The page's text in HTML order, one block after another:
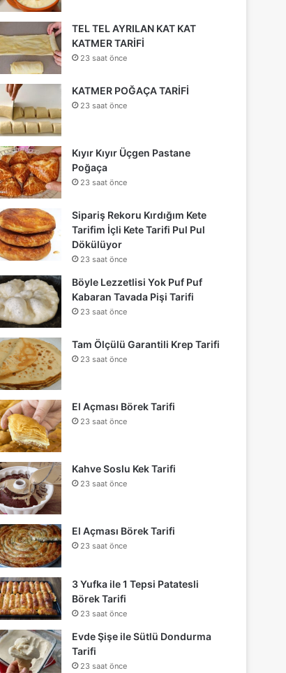
TEL TEL AYRILAN KAT KAT
KATMER TARİFİ
23 saat önce
KATMER POĞAÇA TARİFİ
23 saat önce
Kıyır Kıyır Üçgen Pastane
Poğaça
23 saat önce
Sipariş Rekoru Kırdığım Kete
Tarifim İçli Kete Tarifi Pul Pul
Dökülüyor
23 saat önce
Böyle Lezzetlisi Yok Puf Puf
Kabaran Tavada Pişi Tarifi
23 saat önce
Tam Ölçülü Garantili Krep Tarifi
23 saat önce
El Açması Börek Tarifi
23 saat önce
Kahve Soslu Kek Tarifi
23 saat önce
El Açması Börek Tarifi
23 saat önce
3 Yufka ile 1 Tepsi Patatesli
Börek Tarifi
23 saat önce
Evde Şişe ile Sütlü Dondurma
Tarifi
23 saat önce